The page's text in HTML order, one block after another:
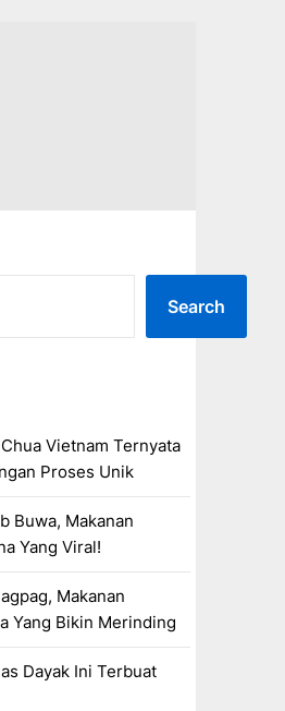
Search
Vietnam Ternyata
Proses Unik
Buwa, Makanan
Yang Viral!
Makanan
Yang Bikin Merinding
Dayak Ini Terbuat